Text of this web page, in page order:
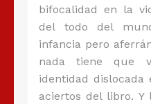
bifocalidad en la
del todo del
infancia pero
nada tiene que
identidad dislocada
aciertos del libro. Y